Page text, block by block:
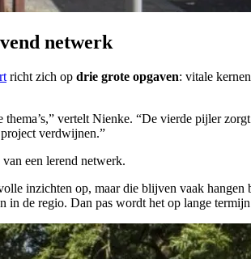
netwerk
richt zich op drie grote opgaven: vitale
vertelt Nienke. “De vierde pijler
verdwijnen.”
een lerend netwerk.
inzichten op, maar die blijven vaak
in de regio. Dan pas wordt het op lange